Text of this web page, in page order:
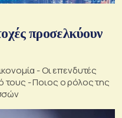
προσελκύουν
- Οι επενδυτές
τους - Ποιος ο ρόλος της